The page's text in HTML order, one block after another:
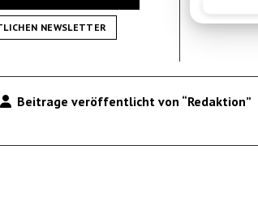
NEWSLETTER
Beitrage veröffentlicht von “Redaktion”